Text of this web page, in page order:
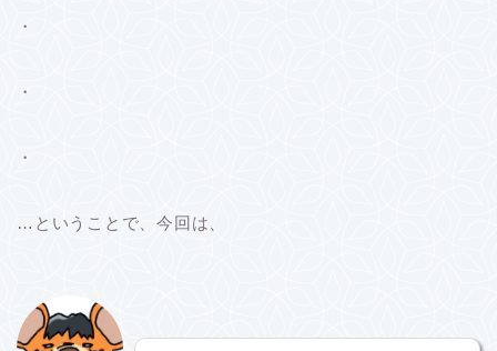
・
・
・
…ということで、今回は、